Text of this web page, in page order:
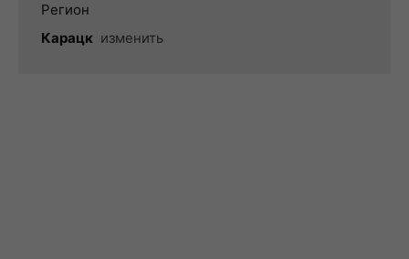
Регион
Карацк изменить